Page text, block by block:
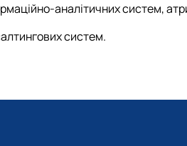
аналітичних систем,
систем.